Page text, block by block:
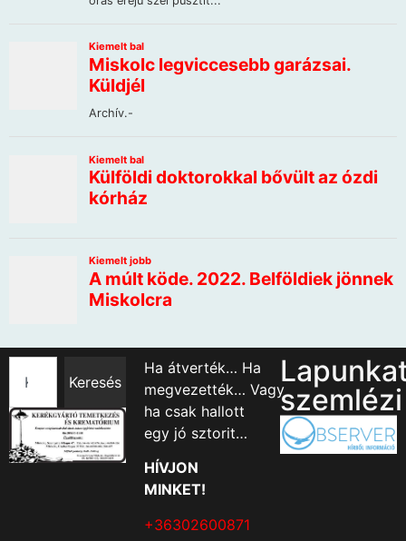
Keresés
Ha átverték… Ha
megvezették… Vagy
ha csak hallott
egy jó sztorit…
HÍVJON
MINKET!
+36302600871
szemlézi